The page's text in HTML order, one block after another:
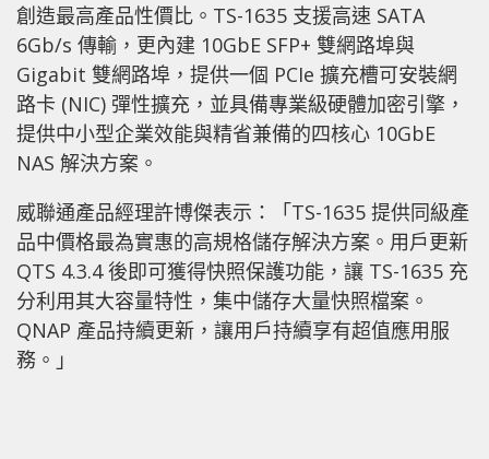
創造最高產品性價比。TS-1635 支援高速 SATA
6Gb/s 傳輸，更內建 10GbE SFP+ 雙網路埠與
Gigabit 雙網路埠，提供一個 PCIe 擴充槽可安裝網
路卡 (NIC) 彈性擴充，並具備專業級硬體加密引擎，
提供中小型企業效能與精省兼備的四核心 10GbE
NAS 解決方案。
威聯通產品經理許博傑表示：「TS-1635 提供同級產
品中價格最為實惠的高規格儲存解決方案。用戶更新
QTS 4.3.4 後即可獲得快照保護功能，讓 TS-1635 充
分利用其大容量特性，集中儲存大量快照檔案。
QNAP 產品持續更新，讓用戶持續享有超值應用服
務。」